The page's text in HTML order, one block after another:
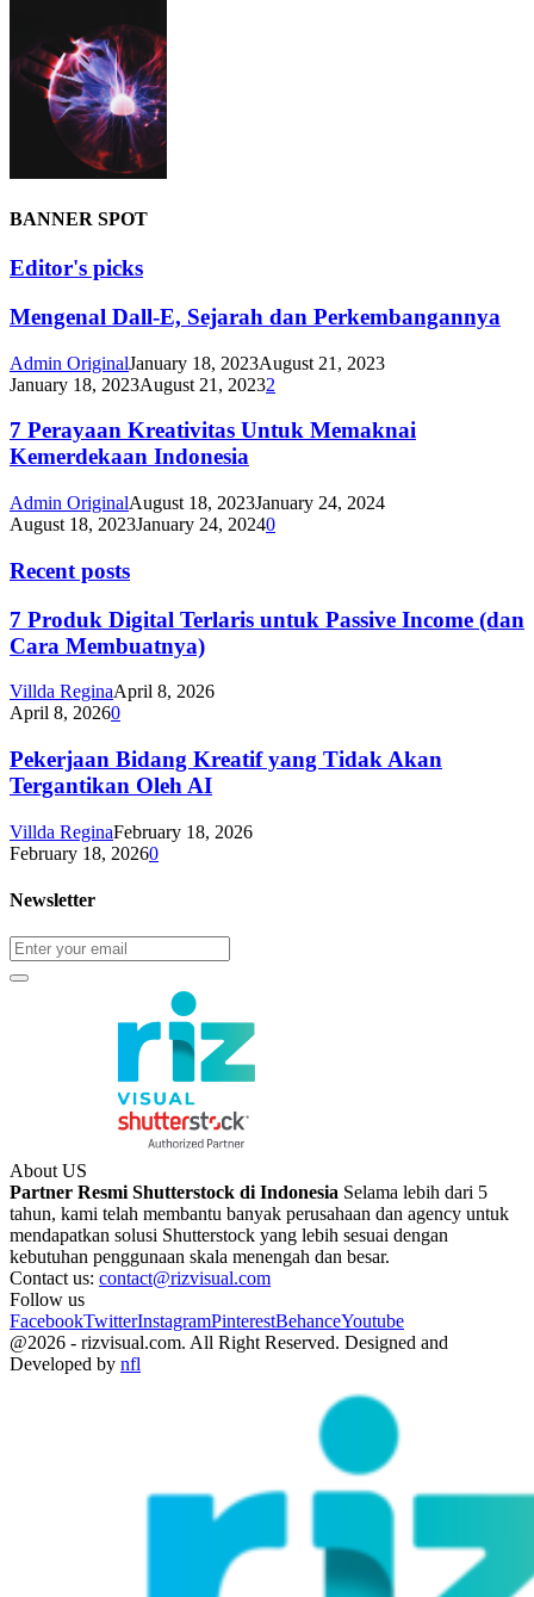
BANNER SPOT
Editor's picks
Mengenal Dall-E, Sejarah dan Perkembangannya
Admin OriginalJanuary 18, 2023August 21, 2023
January 18, 2023August 21, 20232
7 Perayaan Kreativitas Untuk Memaknai
Kemerdekaan Indonesia
Admin OriginalAugust 18, 2023January 24, 2024
August 18, 2023January 24, 20240
Recent posts
7 Produk Digital Terlaris untuk Passive Income (dan
Cara Membuatnya)
Villda ReginaApril 8, 2026
April 8, 20260
Pekerjaan Bidang Kreatif yang Tidak Akan
Tergantikan Oleh AI
Villda ReginaFebruary 18, 2026
February 18, 20260
Newsletter
About US
Partner Resmi Shutterstock di Indonesia Selama lebih dari 5
tahun, kami telah membantu banyak perusahaan dan agency untuk
mendapatkan solusi Shutterstock yang lebih sesuai dengan
kebutuhan penggunaan skala menengah dan besar.
Contact us: contact@rizvisual.com
Follow us
FacebookTwitterInstagramPinterestBehanceYoutube
@2026 - rizvisual.com. All Right Reserved. Designed and
Developed by nfl